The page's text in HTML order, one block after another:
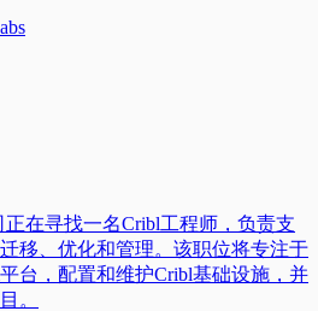
在寻找一名Cribl工程师，负责支
移、优化和管理。该职位将专注于
台，配置和维护Cribl基础设施，并
。